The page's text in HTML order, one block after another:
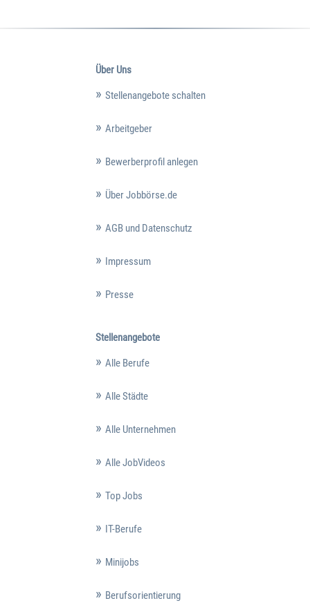
Über Uns
Stellenangebote schalten
Arbeitgeber
Bewerberprofil anlegen
Über Jobbörse.de
AGB und Datenschutz
Impressum
Presse
Stellenangebote
Alle Berufe
Alle Städte
Alle Unternehmen
Alle JobVideos
Top Jobs
IT-Berufe
Minijobs
Berufsorientierung